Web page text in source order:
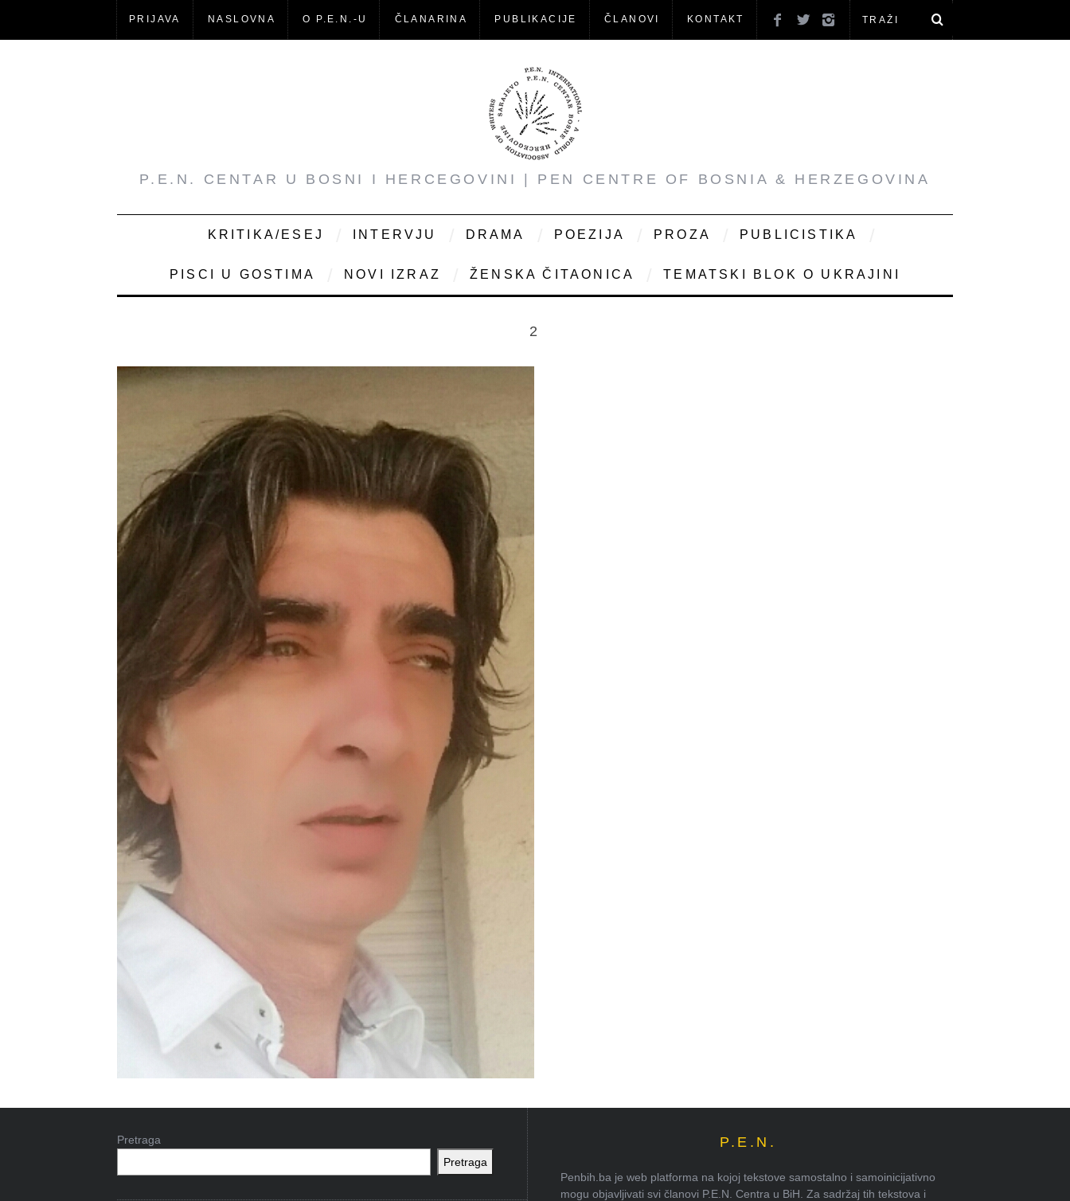
PRIJAVA NASLOVNA O P.E.N.-U ČLANARINA PUBLIKACIJE ČLANOVI KONTAKT
P.E.N. CENTAR U BOSNI I HERCEGOVINI | PEN CENTRE OF BOSNIA & HERZEGOVINA
KRITIKA/ESEJ INTERVJU DRAMA POEZIJA PROZA PUBLICISTIKA
PISCI U GOSTIMA NOVI IZRAZ ŽENSKA ČITAONICA TEMATSKI BLOK O UKRAJINI
2
Pretraga
Pretraga
P.E.N.
Penbih.ba je web platforma na kojoj tekstove samostalno i samoinicijativno
mogu objavljivati svi članovi P.E.N. Centra u BiH. Za sadržaj tih tekstova i